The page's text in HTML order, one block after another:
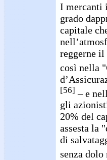
I mercanti
grado
capitale
reggerne il
così nella
[56] – e
gli
20% del
assesta la
di
senza dolo